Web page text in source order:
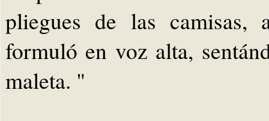
pliegues de las camisas,
formuló en voz alta,
maleta. "